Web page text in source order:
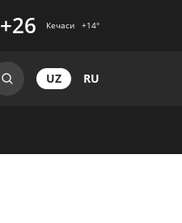
+26 Кечаси +14°
UZ RU